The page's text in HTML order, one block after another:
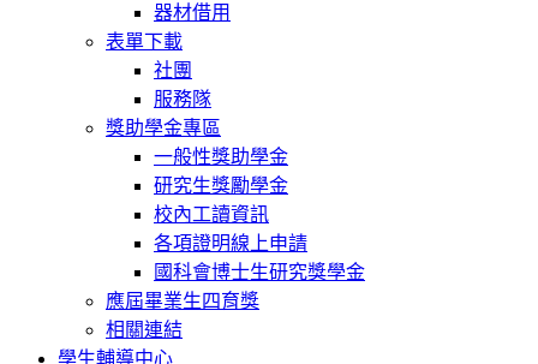
器材借用
表單下載
社團
服務隊
獎助學金專區
一般性獎助學金
研究生獎勵學金
校內工讀資訊
各項證明線上申請
國科會博士生研究獎學金
應屆畢業生四育獎
相關連結
學生輔導中心